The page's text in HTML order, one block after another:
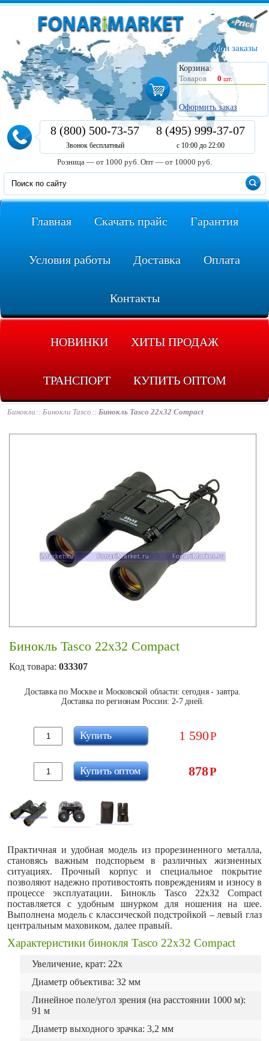
Мои заказы
Корзина:
Товаров
0 шт.
Оформить заказ
8 (800) 500-73-57
Звонок бесплатный
8 (495) 999-37-07
с 10:00 до 22:00
Розница — от 1000 руб. Опт — от 10000 руб.
Главная Скачать прайс Гарантия
Условия работы Доставка Оплата
Контакты
НОВИНКИ ХИТЫ ПРОДАЖ
ТРАНСПОРТ КУПИТЬ ОПТОМ
Бинокли Бинокли Tasco Бинокль Tasco 22x32 Compact
Бинокль Tasco 22x32 Compact
Код товара: 033307
Доставка по Москве и Московской области: сегодня - завтра.
Доставка по регионам России: 2-7 дней.
1 590Р
Купить
878Р
Купить оптом
Практичная и удобная модель из прорезиненного металла,
становясь важным подспорьем в различных жизненных
ситуациях. Прочный корпус и специальное покрытие
позволяют надежно противостоять повреждениям и износу в
процессе эксплуатации. Бинокль Tasco 22x32 Compact
поставляется с удобным шнурком для ношения на шее.
Выполнена модель с классической подстройкой – левый глаз
центральным маховиком, далее правый.
Характеристики бинокля Tasco 22x32 Compact
Увеличение, крат: 22х
Диаметр объектива: 32 мм
Линейное поле/угол зрения (на расстоянии 1000 м):
91 м
Диаметр выходного зрачка: 3,2 мм